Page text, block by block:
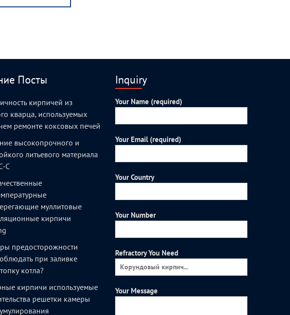
Посты
кирпичей из
кварца, используемых
ремонте коксовых печей
высокопрочного и
литьевого материала
C
муллитовые
кирпичи
предосторожности
при заливке
котла?
кирпичи используемые
решетки камеры
Inquiry
Your Name (required)
Your Email (required)
Your Country
Your Number
Refractory You Need
Your Message